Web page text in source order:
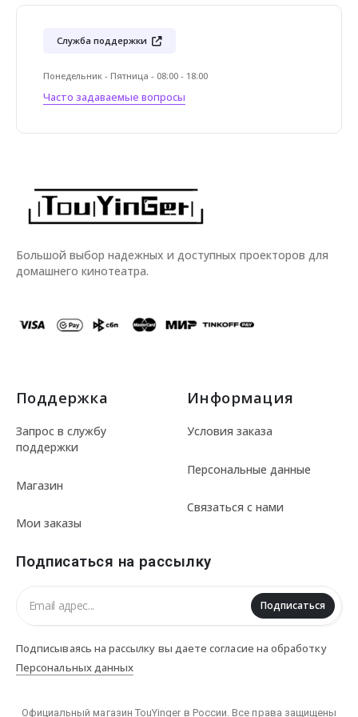
Служба поддержки
Понедельник - Пятница - 08:00 - 18:00
Часто задаваемые вопросы
Большой выбор надежных и доступных проекторов для
домашнего кинотеатра.
Поддержка
Запрос в службу
поддержки
Магазин
Мои заказы
Информация
Условия заказа
Персональные данные
Связаться с нами
Подписаться на рассылку
Подписаться
Подписываясь на рассылку вы даете согласие на обработку
Персональных данных
Официальный магазин TouYinger в России. Все права защищены